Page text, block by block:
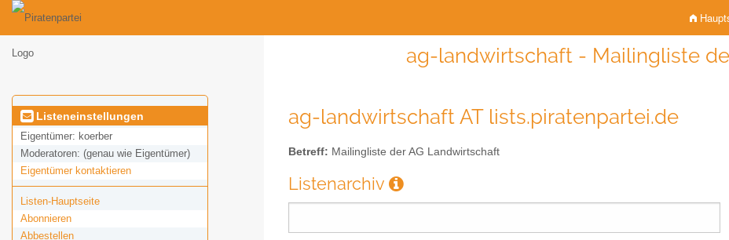
ag-landwirtschaft - Mailingliste
Listeneinstellungen
Eigentümer: koerber
Moderatoren: (genau wie Eigentümer)
Eigentümer kontaktieren
Listen-Hauptseite
Abonnieren
Abbestellen
ag-landwirtschaft AT lists.piratenpartei.de
Betreff: Mailingliste der AG Landwirtschaft
Listenarchiv